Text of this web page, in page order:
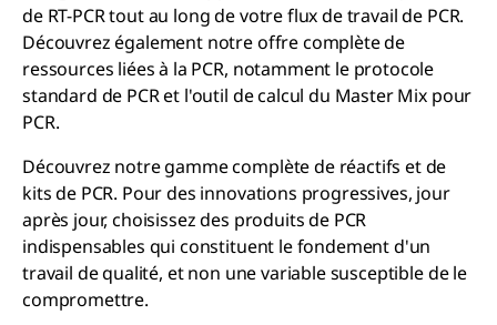
de RT-PCR tout au long de votre flux de travail de PCR.
Découvrez également notre offre complète de
ressources liées à la PCR, notamment le protocole
standard de PCR et l'outil de calcul du Master Mix pour
PCR.
Découvrez notre gamme complète de réactifs et de
kits de PCR. Pour des innovations progressives, jour
après jour, choisissez des produits de PCR
indispensables qui constituent le fondement d'un
travail de qualité, et non une variable susceptible de le
compromettre.